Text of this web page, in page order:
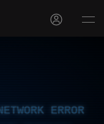
ERROR